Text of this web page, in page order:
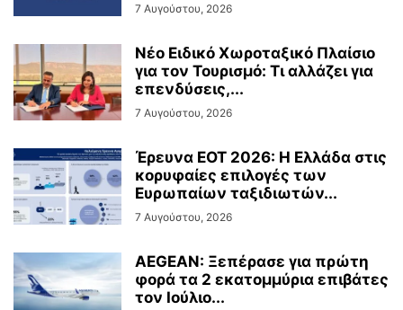
7 Αυγούστου, 2026
Νέο Ειδικό Χωροταξικό Πλαίσιο
για τον Τουρισμό: Τι αλλάζει για
επενδύσεις,...
7 Αυγούστου, 2026
Έρευνα ΕΟΤ 2026: Η Ελλάδα στις
κορυφαίες επιλογές των
Ευρωπαίων ταξιδιωτών...
7 Αυγούστου, 2026
AEGEAN: Ξεπέρασε για πρώτη
φορά τα 2 εκατομμύρια επιβάτες
τον Ιούλιο...